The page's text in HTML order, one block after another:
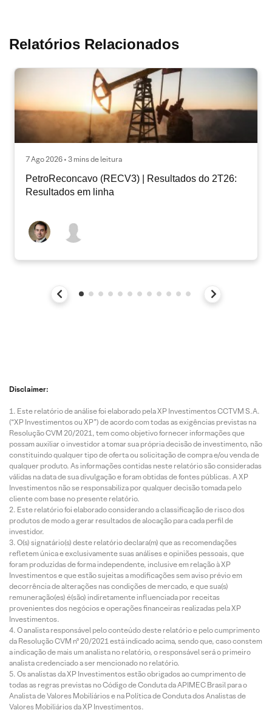
Relatórios Relacionados
7 Ago 2026 • 3 mins de leitura
PetroReconcavo (RECV3) | Resultados do 2T26:
Resultados em linha
Disclaimer:
Este relatório de análise foi elaborado pela XP Investimentos CCTVM S.A.
(“XP Investimentos ou XP”) de acordo com todas as exigências previstas na
Resolução CVM 20/2021, tem como objetivo fornecer informações que
possam auxiliar o investidor a tomar sua própria decisão de investimento, não
constituindo qualquer tipo de oferta ou solicitação de compra e/ou venda de
qualquer produto. As informações contidas neste relatório são consideradas
válidas na data de sua divulgação e foram obtidas de fontes públicas. A XP
Investimentos não se responsabiliza por qualquer decisão tomada pelo
cliente com base no presente relatório.
Este relatório foi elaborado considerando a classificação de risco dos
produtos de modo a gerar resultados de alocação para cada perfil de
investidor.
O(s) signatário(s) deste relatório declara(m) que as recomendações
refletem única e exclusivamente suas análises e opiniões pessoais, que
foram produzidas de forma independente, inclusive em relação à XP
Investimentos e que estão sujeitas a modificações sem aviso prévio em
decorrência de alterações nas condições de mercado, e que sua(s)
remuneração(es) é(são) indiretamente influenciada por receitas
provenientes dos negócios e operações financeiras realizadas pela XP
Investimentos.
O analista responsável pelo conteúdo deste relatório e pelo cumprimento
da Resolução CVM nº 20/2021 está indicado acima, sendo que, caso constem
a indicação de mais um analista no relatório, o responsável será o primeiro
analista credenciado a ser mencionado no relatório.
Os analistas da XP Investimentos estão obrigados ao cumprimento de
todas as regras previstas no Código de Conduta da APIMEC Brasil para o
Analista de Valores Mobiliários e na Política de Conduta dos Analistas de
Valores Mobiliários da XP Investimentos.